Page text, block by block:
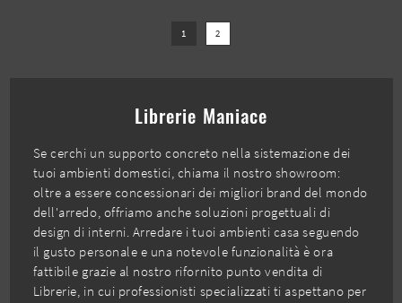
1 2
Librerie Maniace
Se cerchi un supporto concreto nella sistemazione dei
tuoi ambienti domestici, chiama il nostro showroom:
oltre a essere concessionari dei migliori brand del mondo
dell'arredo, offriamo anche soluzioni progettuali di
design di interni. Arredare i tuoi ambienti casa seguendo
il gusto personale e una notevole funzionalità è ora
fattibile grazie al nostro rifornito punto vendita di
Librerie, in cui professionisti specializzati ti aspettano per